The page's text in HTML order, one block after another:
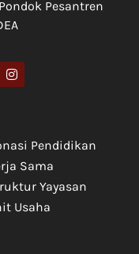
Pesantren
Pendidikan
Sama
Yayasan
Usaha